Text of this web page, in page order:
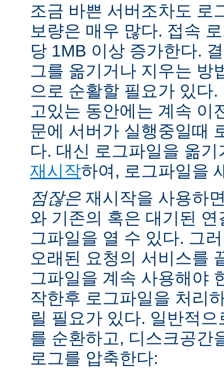
조금 바쁜 서버조차도 로
보량은 매우 많다. 접속
당 1MB 이상 증가한다.
그를 옮기거나 지우는 방
으로 순활할 필요가 있다
고있는 동안에는 계속 이
문에 서버가 실행중일때
다. 대신 로그파일을 옮
재시작하여, 로그파일을
점잖은 재시작을 사용하
와 기존의 혹은 대기된
그파일을 열 수 있다. 그
오래된 요청의 서비스를
그파일을 계속 사용해야
작한후 로그파일을 처리
릴 필요가 있다. 일반적
를 순환하고, 디스크공간
로그를 압축한다: